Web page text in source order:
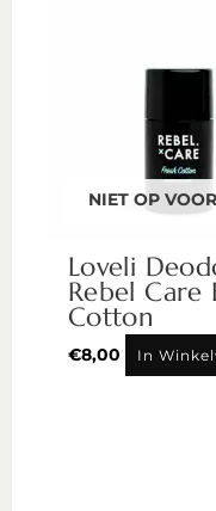
NIET OP
Loveli
Rebel Care
Cotton
€8,00 In